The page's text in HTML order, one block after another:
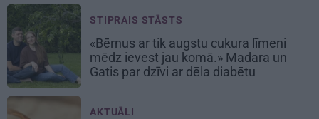
STIPRAIS STĀSTS
«Bērnus ar tik augstu cukura līmeni
mēdz ievest jau komā.» Madara un
Gatis par dzīvi ar dēla diabētu
AKTUĀLI